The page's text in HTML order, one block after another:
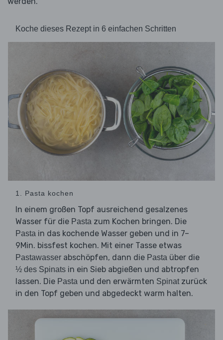
Koche dieses Rezept in 6 einfachen Schritten
1. Pasta kochen
In einem großen Topf ausreichend gesalzenes
Wasser für die Pasta zum Kochen bringen. Die
Pasta in das kochende Wasser geben und in 7–
9Min. bissfest kochen. Mit einer Tasse etwas
Pastawasser abschöpfen, dann die Pasta über die
½ des Spinats in ein Sieb abgießen und abtropfen
lassen. Die Pasta und den erwärmten Spinat zurück
in den Topf geben und abgedeckt warm halten.